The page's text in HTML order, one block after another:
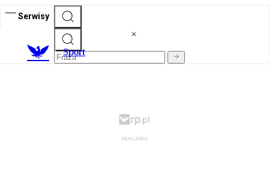
Serwisy
Sport